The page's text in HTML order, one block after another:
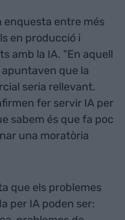
enquesta entre més
en producció i
amb la IA. "En aquell
que la
seria rellevant.
fer servir IA per
sabem és que fa poc
una moratòria
que els problemes
per IA poden ser: